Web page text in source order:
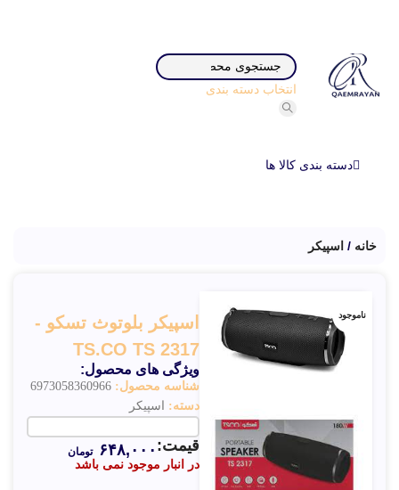
انتخاب دسته بندی
دسته بندی کالا ها
خانه اسپیکر
ناموجود
اسپیکر بلوتوث تسکو -
TS.CO TS 2317
ویژگی های محصول:
شناسه محصول: 6973058360966
دسته:
اسپیکر
در انبار موجود نمی باشد
قیمت: ۶۴۸,۰۰۰ تومان